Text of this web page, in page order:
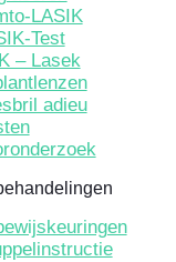
LASIK
Test
– Lasek
adieu